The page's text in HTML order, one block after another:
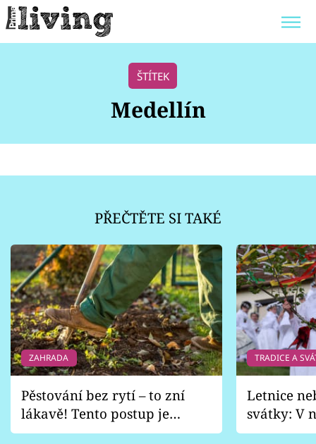
POKOJOVÉ KVĚTINY
ZAHRADA
Témata
Zahrada
Design
Sledujte prima+
Přihlášení
Sledujte nás
ŠTÍTEK
Medellín
PŘEČTĚTE SI TAKÉ
ZAHRADA
Pěstování bez rytí – to zní
lákavě! Tento postup je
vhodný jen pro některé
TRADICE A
Letnice
svátky: V
pondělí